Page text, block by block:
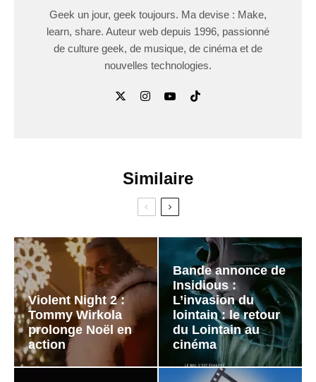
Geek un jour, geek toujours. Ma devise : Make,
learn, share. Auteur web depuis 1996, passionné
de culture geek, de musique, de cinéma et de
nouvelles technologies.
Similaire
Violent Night 2 :
Tommy Wirkola
prolonge Noël en
action
Bande annonce de
Insidious :
L’invasion du
lointain : le retour
du Lointain au
cinéma